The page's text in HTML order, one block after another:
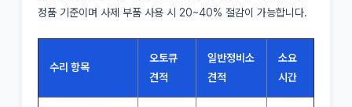
정품 기준이며 사제 부품 사용 시 20~40% 절감이 가능합니다.
수리 항목
오토큐
견적
일반정비소
견적
소요
시간